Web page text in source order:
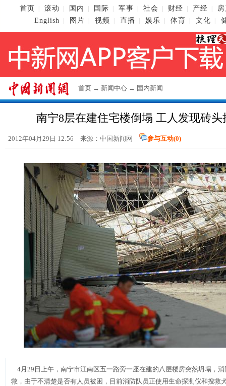
首页 滚动 国内 国际 军事 社会 财经 产经
English
图片 视频 直播 娱乐 体育 文化
首页 → 新闻中心 → 国内新闻
南宁8层在建住宅楼倒塌 工人发现砖
2012年04月29日 12:56 来源： 中国新闻网 参与互动(0)
4月29日上午，南宁市江南区五一路旁一座在建的八层楼房突然坍塌，
救，由于不清楚是否有人员被困，目前消防队员正使用生命探测仪和搜救